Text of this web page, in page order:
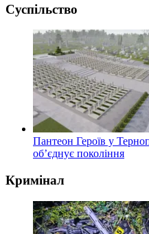
Суспільство
Пантеон Героїв у
об’єднує покоління
Кримінал